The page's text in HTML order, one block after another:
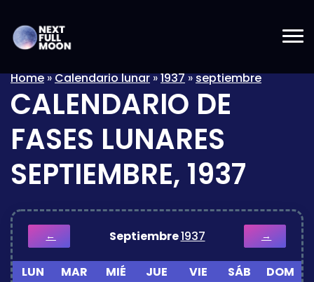
Home»Calendario lunar»1937»septiembre
CALENDARIO DE
FASES LUNARES
SEPTIEMBRE, 1937
← Septiembre1937 →
LUN MAR MIÉ JUE VIE SÁB DOM